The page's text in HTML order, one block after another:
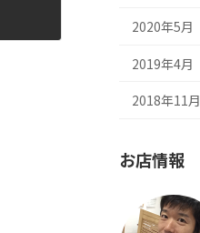
2020年5月
2019年4月
2018年11月
お店情報